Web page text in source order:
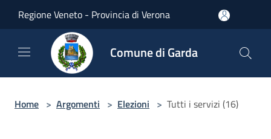
Regione Veneto - Provincia di Verona
Comune di Garda
Home > Argomenti > Elezioni > Tutti i servizi (16)